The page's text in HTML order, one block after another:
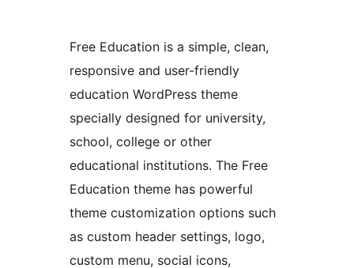
Free Education is a simple, clean,
responsive and user-friendly
education WordPress theme
specially designed for university,
school, college or other
educational institutions. The Free
Education theme has powerful
theme customization options such
as custom header settings, logo,
custom menu, social icons,